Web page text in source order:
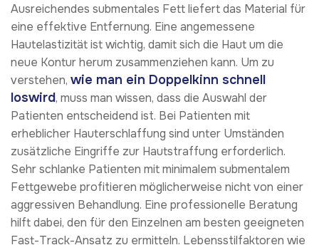
Ausreichendes submentales Fett liefert das Material für
eine effektive Entfernung. Eine angemessene
Hautelastizität ist wichtig, damit sich die Haut um die
neue Kontur herum zusammenziehen kann. Um zu
verstehen, wie man ein Doppelkinn schnell
loswird, muss man wissen, dass die Auswahl der
Patienten entscheidend ist. Bei Patienten mit
erheblicher Hauterschlaffung sind unter Umständen
zusätzliche Eingriffe zur Hautstraffung erforderlich.
Sehr schlanke Patienten mit minimalem submentalem
Fettgewebe profitieren möglicherweise nicht von einer
aggressiven Behandlung. Eine professionelle Beratung
hilft dabei, den für den Einzelnen am besten geeigneten
Fast-Track-Ansatz zu ermitteln. Lebensstilfaktoren wie